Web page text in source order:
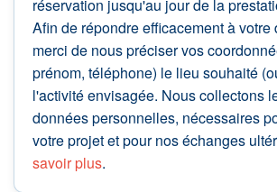
réservation jusqu'au jour de la
Afin de répondre efficacement à votre
merci de nous préciser vos
prénom, téléphone) le lieu souhaité
l'activité envisagée. Nous collectons
données personnelles, nécessaires
votre projet et pour nos échanges
savoir plus.